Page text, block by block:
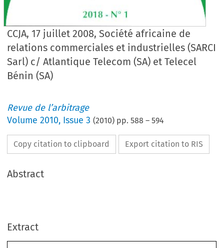
CCJA, 17 juillet 2008, Société africaine de
relations commerciales et industrielles (SARCI
Sarl) c/ Atlantique Telecom (SA) et Telecel
Bénin (SA)
Revue de l’arbitrage
Volume2010, Issue 3 (2010) pp.588 –594
Copy citation to clipboard Export citation to RIS
Abstract
Extract